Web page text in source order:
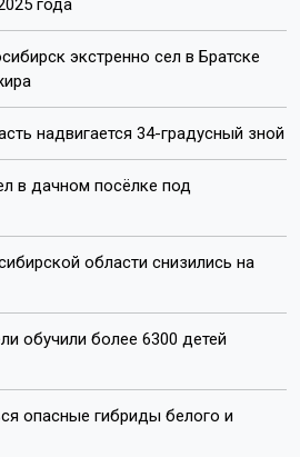
Почта:
internet@otstv.ru
на нас: